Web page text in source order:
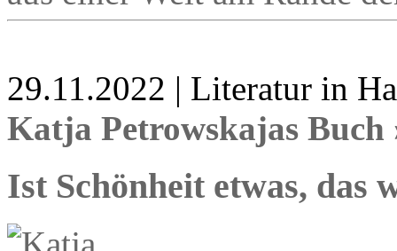
29.11.2022 | Literatur in
Katja Petrowskajas Buch
Ist Schönheit etwas, das